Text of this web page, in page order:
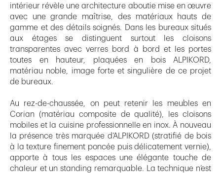
intérieur révèle une architecture aboutie mise en œuvre
avec une grande maîtrise, des matériaux hauts de
gamme et des détails soignés. Dans les bureaux situés
aux étages se distinguent surtout les cloisons
transparentes avec verres bord à bord et les portes
toutes en hauteur, plaquées en bois ALPIKORD,
matériau noble, image forte et singulière de ce projet
de bureaux.
Au rez-de-chaussée, on peut retenir les meubles en
Corian (matériau composite de qualité), les cloisons
mobiles et la cuisine professionnelle en inox. À nouveau
la présence très marquée d’ALPIKORD (stratifié de bois
à la texture finement poncée puis délicatement vernie),
apporte à tous les espaces une élégante touche de
chaleur et un standing remarquable. La technique n’est